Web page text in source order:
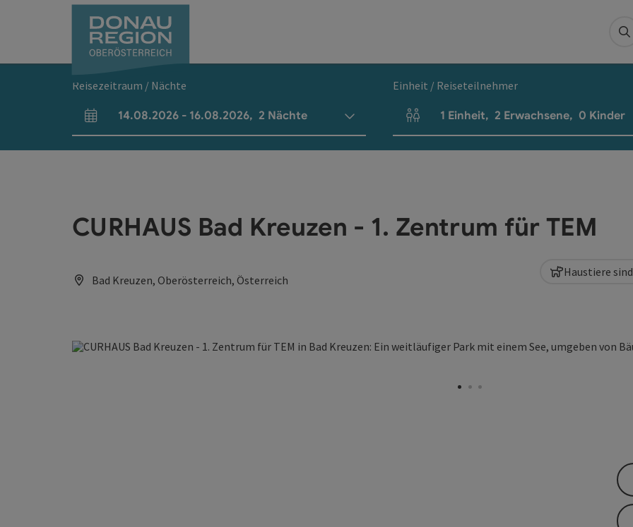
Reisezeitraum / Nächte
An- und Abreisefelder
14.08.2026 - 16.08.2026, 2 Nächte
Einheit / Reiseteilnehmer
Einheitenanzahl und Personenfelder
1 Einheit, 2 Erwachsene, 0 Kinder
CURHAUS Bad Kreuzen - 1. Zentrum für TEM
Bad Kreuzen, Oberösterreich, Österreich
Haustiere